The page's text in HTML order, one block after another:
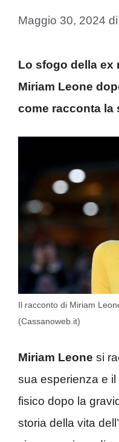
Maggio 30, 2024 di
Lo sfogo della ex
Miriam Leone
come racconta la
Il racconto di Miriam
(Cassanoweb.it)
Miriam Leone si
sua esperienza e
fisico dopo la
storia della vita dell’